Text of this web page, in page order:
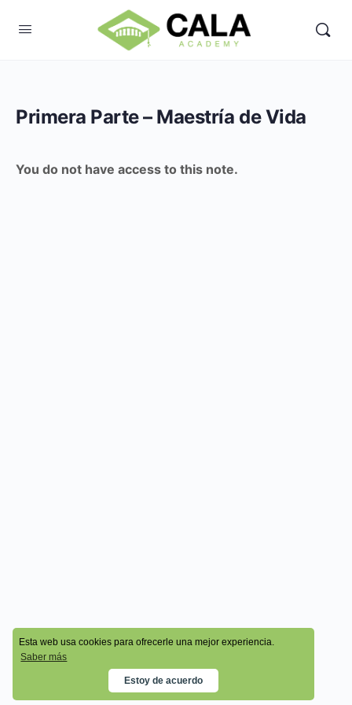
Esta web usa cookies para ofrecerle una mejor experiencia.
Saber más
Estoy de acuerdo
Primera Parte – Maestría de Vida
You do not have access to this note.
© 2026 - Cala Academy